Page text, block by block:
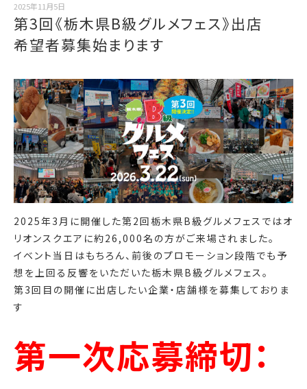
2025年11月5日
第3回《栃木県B級グルメフェス》出店
希望者募集始まります
2025年3月に開催した第2回栃木県B級グルメフェスではオ
リオンスクエアに約26,000名の方がご来場されました。
イベント当日はもちろん、前後のプロモーション段階でも予
想を上回る反響をいただいた栃木県B級グルメフェス。
第3回目の開催に出店したい企業・店舗様を募集しておりま
す
第一次応募締切：